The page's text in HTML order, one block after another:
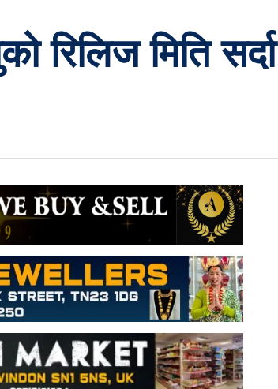
रिलिज मिति